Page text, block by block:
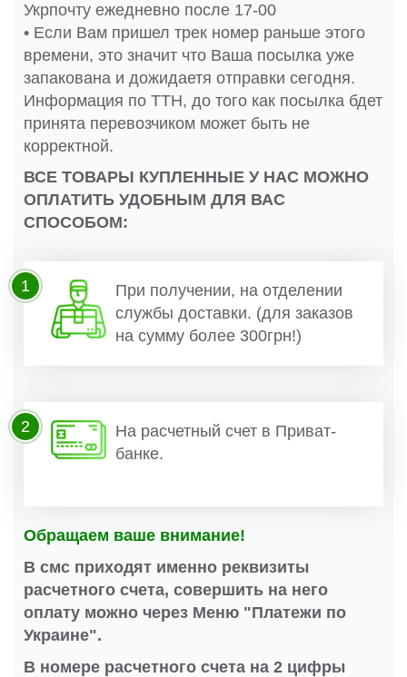
Укрпочту ежедневно после 17-00
• Если Вам пришел трек номер раньше этого
времени, это значит что Ваша посылка уже
запакована и дожидаетя отправки сегодня.
Информация по ТТН, до того как посылка бдет
принята перевозчиком может быть не
корректной.
ВСЕ ТОВАРЫ КУПЛЕННЫЕ У НАС МОЖНО
ОПЛАТИТЬ УДОБНЫМ ДЛЯ ВАС
СПОСОБОМ:
При получении, на отделении
службы доставки. (для заказов
на сумму более 300грн!)
1
На расчетный счет в Приват-
банке.
2
Обращаем ваше внимание!
В смс приходят именно реквизиты
расчетного счета, совершить на него
оплату можно через Меню "Платежи по
Украине".
В номере расчетного счета на 2 цифры